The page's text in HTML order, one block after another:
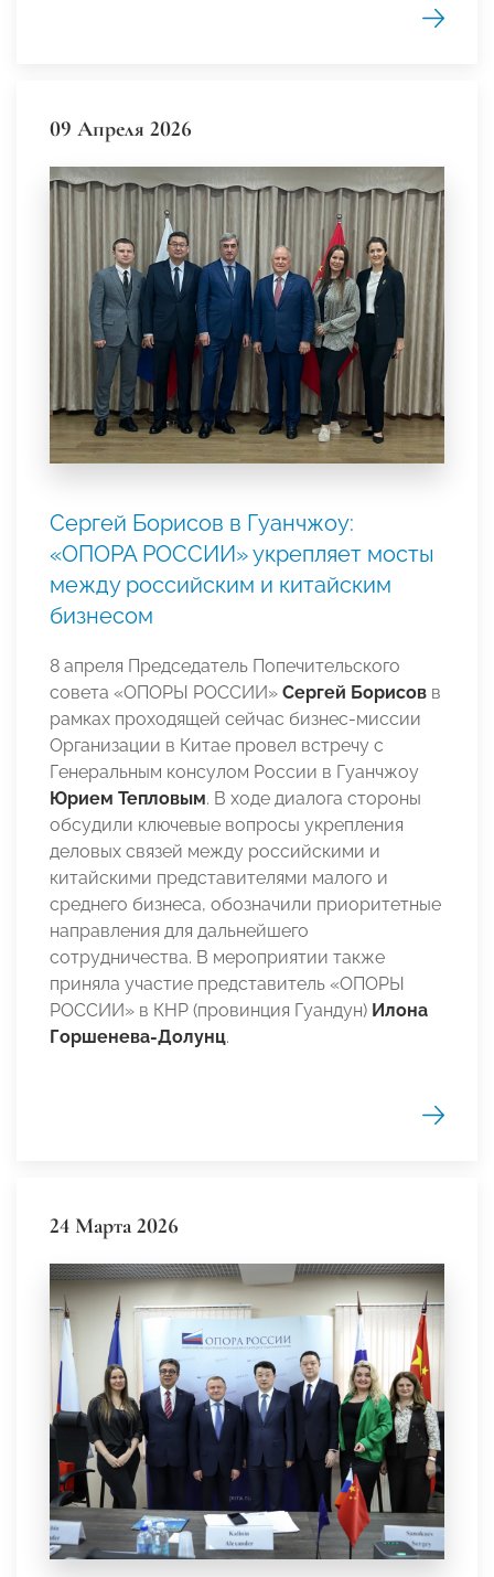
09 Апреля 2026
Сергей Борисов в Гуанчжоу:
«ОПОРА РОССИИ» укрепляет мосты
между российским и китайским
бизнесом
8 апреля Председатель Попечительского
совета «ОПОРЫ РОССИИ» Сергей Борисов в
рамках проходящей сейчас бизнес-миссии
Организации в Китае провел встречу с
Генеральным консулом России в Гуанчжоу
Юрием Тепловым. В ходе диалога стороны
обсудили ключевые вопросы укрепления
деловых связей между российскими и
китайскими представителями малого и
среднего бизнеса, обозначили приоритетные
направления для дальнейшего
сотрудничества. В мероприятии также
приняла участие представитель «ОПОРЫ
РОССИИ» в КНР (провинция Гуандун) Илона
Горшенева-Долунц.
24 Марта 2026